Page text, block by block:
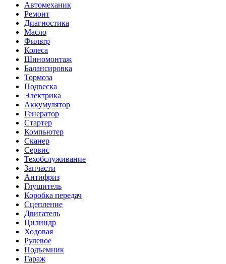
Автомеханик
Ремонт
Диагностика
Масло
Фильтр
Колеса
Шиномонтаж
Балансировка
Тормоза
Подвеска
Электрика
Аккумулятор
Генератор
Стартер
Компьютер
Сканер
Сервис
Техобслуживание
Запчасти
Антифриз
Глушитель
Коробка передач
Сцепление
Двигатель
Цилиндр
Ходовая
Рулевое
Подъемник
Гараж